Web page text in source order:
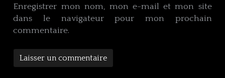
Enregistrer mon nom, mon e-mail et mon site
dans le navigateur pour mon prochain
commentaire.